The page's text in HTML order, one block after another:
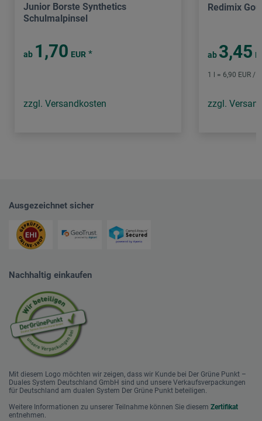
Junior Borste Synthetics
Schulmalpinsel
ab 1,70 EUR *
zzgl. Versandkosten
Redimix
ab 3,45
1 l = 6,90 EUR /
zzgl.
Ausgezeichnet sicher
Nachhaltig einkaufen
Mit diesem Logo möchten wir zeigen, dass wir Kunde bei Der Grüne Punkt –
Duales System Deutschland GmbH sind und unsere Verkaufsverpackungen
für Deutschland am dualen System Der Grüne Punkt beteiligen.
Weitere Informationen zu unserer Teilnahme können Sie diesem Zertifikat
entnehmen.